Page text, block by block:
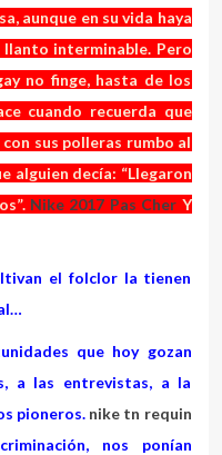
aunque en su vida haya
interminable. Pero
no finge, hasta de los
cuando recuerda que
sus polleras rumbo al
alguien decía: “Llegaron
Nike 2017 Pas Cher Y
el folclor la tienen
que hoy gozan
a las entrevistas, a la
pioneros. nike tn requin
nos ponían